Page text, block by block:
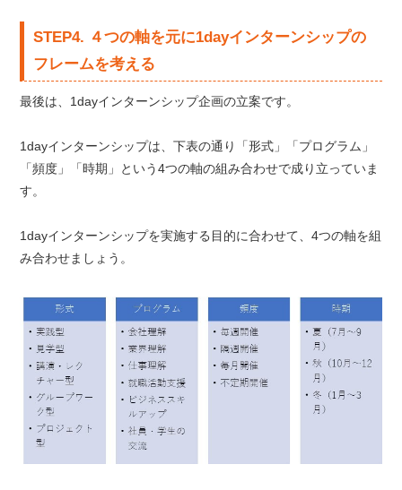
STEP4. ４つの軸を元に1dayインターンシップの
フレームを考える
最後は、1dayインターンシップ企画の立案です。
1dayインターンシップは、下表の通り「形式」「プログラム」
「頻度」「時期」という4つの軸の組み合わせで成り立っていま
す。
1dayインターンシップを実施する目的に合わせて、4つの軸を組
み合わせましょう。